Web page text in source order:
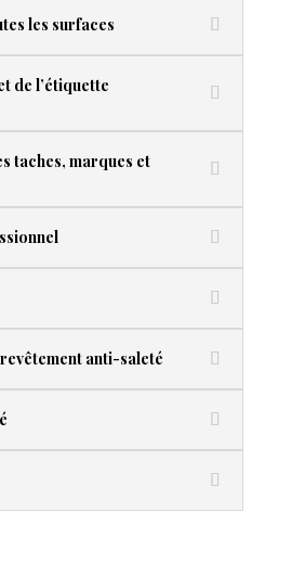
les surfaces
de l’étiquette
taches, marques et
anti-saleté